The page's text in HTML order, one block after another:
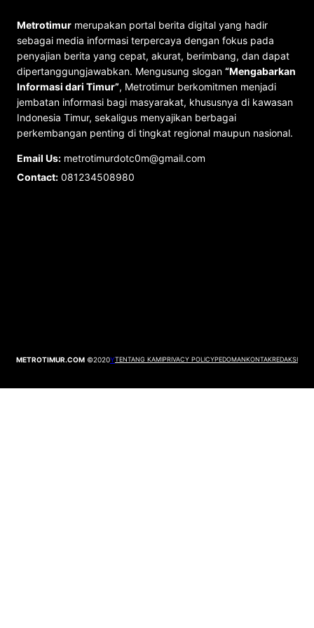
Metrotimur merupakan portal berita digital yang hadir
sebagai media informasi terpercaya dengan fokus pada
penyajian berita yang cepat, akurat, berimbang, dan dapat
dipertanggungjawabkan. Mengusung slogan “Mengabarkan
Informasi dari Timur”, Metrotimur berkomitmen menjadi
jembatan informasi bagi masyarakat, khususnya di kawasan
Indonesia Timur, sekaligus menyajikan berbagai
perkembangan penting di tingkat regional maupun nasional.
Email Us: metrotimurdotc0m@gmail.com
Contact: 081234508980
METROTIMUR.COM ©2020YTENTANG KAMIPRIVACY POLICYPEDOMANKONTAKREDAKSI